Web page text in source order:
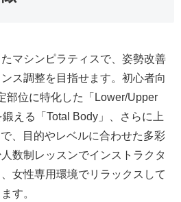
マシンピラティスで、姿勢改善
ス調整を目指せます。初心者向
部位に特化した「Lower/Upper
える「Total Body」、さらに上
、目的やレベルに合わせた多彩
数制レッスンでインストラクタ
女性専用環境でリラックスして
す。